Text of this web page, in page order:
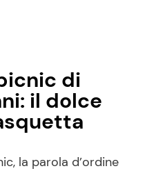
di
il dolce
la parola d’ordine